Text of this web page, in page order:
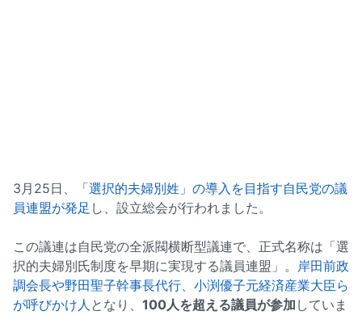
3月25日、
「選択的夫婦別姓」の導入を目指す自民党の議
員連盟が発足 し、設立総会が行われました。
この議連は自民党の全派閥横断型議連で、正式名称は「選
択的夫婦別氏制度を早期に実現する議員連盟」。 岸田前政
調会長や野田聖子幹事長代行、小渕優子元経済産業大臣ら
が呼びかけ人 となり、 100人を超える議員が参加 していま